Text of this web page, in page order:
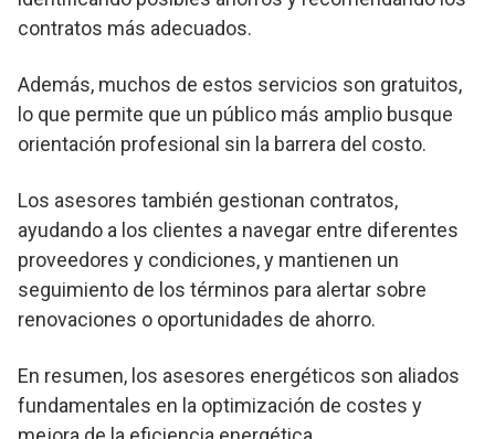
contratos más adecuados.
Además, muchos de estos servicios son gratuitos,
lo que permite que un público más amplio busque
orientación profesional sin la barrera del costo.
Los asesores también gestionan contratos,
ayudando a los clientes a navegar entre diferentes
proveedores y condiciones, y mantienen un
seguimiento de los términos para alertar sobre
renovaciones o oportunidades de ahorro.
En resumen, los asesores energéticos son aliados
fundamentales en la optimización de costes y